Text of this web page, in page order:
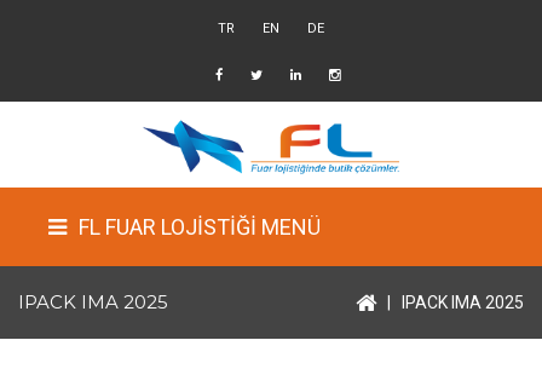
TR EN DE
FL FUAR LOJİSTİĞİ MENÜ
IPACK IMA 2025 | IPACK IMA 2025